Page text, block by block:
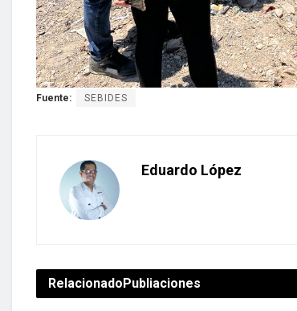
Fuente: SEBIDES
Eduardo López
Relacionado Publiaciones